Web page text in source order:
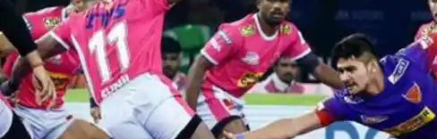
क्या है खबर?
प्रो कबड्डी लीग (Pro Kabaddi League) में दबंग दिल्ली
नवीन कुमार का अदभुत प्रदर्शन जारी है और उन्होंने सीजन का